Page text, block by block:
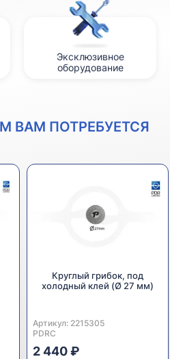
Эксклюзивное
оборудование
ВАМ ПОТРЕБУЕТСЯ
Круглый грибок, под
холодный клей (Ø 27 мм)
Артикул: 2215305
Производитель:
PDRC
2 440 ₽